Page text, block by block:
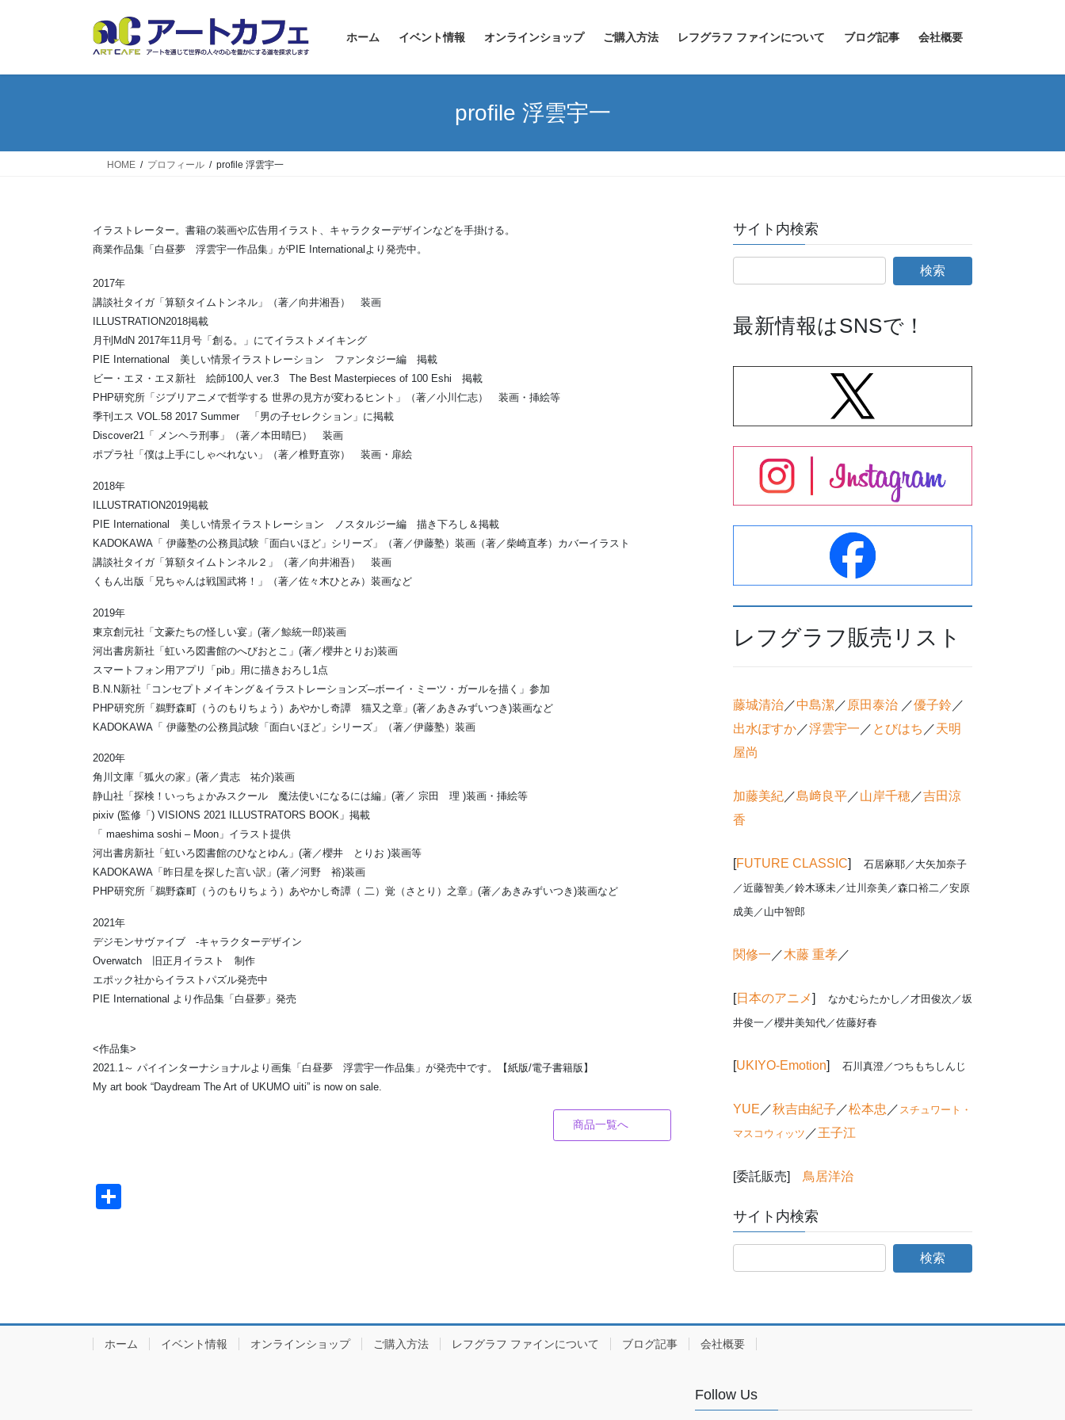
ホーム イベント情報 オンラインショップ ご購入方法 レフグラフ ファインについて ブログ記事 会社概要
profile 浮雲宇一
HOME プロフィール profile 浮雲宇一
イラストレーター。書籍の装画や広告用イラスト、キャラクターデザインなどを手掛ける。
商業作品集「白昼夢 浮雲宇一作品集」がPIE Internationalより発売中。
2017年
講談社タイガ「算額タイムトンネル」（著／向井湘吾） 装画
ILLUSTRATION2018掲載
月刊MdN 2017年11月号「創る。」にてイラストメイキング
PIE International 美しい情景イラストレーション ファンタジー編 掲載
ビー・エヌ・エヌ新社 絵師100人 ver.3 The Best Masterpieces of 100 Eshi 掲載
PHP研究所「ジブリアニメで哲学する 世界の見方が変わるヒント」（著／小川仁志） 装画・挿絵等
季刊エス VOL.58 2017 Summer 「男の子セレクション」に掲載
Discover21「 メンヘラ刑事」（著／本田晴巳） 装画
ポプラ社「僕は上手にしゃべれない」（著／椎野直弥） 装画・扉絵
2018年
ILLUSTRATION2019掲載
PIE International 美しい情景イラストレーション ノスタルジー編 描き下ろし＆掲載
KADOKAWA「 伊藤塾の公務員試験「面白いほど」シリーズ」（著／伊藤塾）装画（著／柴崎直孝）カバーイラスト
講談社タイガ「算額タイムトンネル２」（著／向井湘吾） 装画
くもん出版「兄ちゃんは戦国武将！」（著／佐々木ひとみ）装画など
2019年
東京創元社「文豪たちの怪しい宴」(著／鯨統一郎)装画
河出書房新社「虹いろ図書館のへびおとこ」(著／櫻井とりお)装画
スマートフォン用アプリ「pib」用に描きおろし1点
B.N.N新社「コンセプトメイキング＆イラストレーションズ─ボーイ・ミーツ・ガールを描く」参加
PHP研究所「鵜野森町（うのもりちょう）あやかし奇譚 猫又之章」(著／あきみずいつき)装画など
KADOKAWA「 伊藤塾の公務員試験「面白いほど」シリーズ」（著／伊藤塾）装画
2020年
角川文庫「狐火の家」(著／貴志 祐介)装画
静山社「探検！いっちょかみスクール 魔法使いになるには編」(著／ 宗田 理 )装画・挿絵等
pixiv (監修「) VISIONS 2021 ILLUSTRATORS BOOK」掲載
「 maeshima soshi – Moon」イラスト提供
河出書房新社「虹いろ図書館のひなとゆん」(著／櫻井 とりお )装画等
KADOKAWA「昨日星を探した言い訳」(著／河野 裕)装画
PHP研究所「鵜野森町（うのもりちょう）あやかし奇譚（ 二）覚（さとり）之章」(著／あきみずいつき)装画など
2021年
デジモンサヴァイブ -キャラクターデザイン
Overwatch 旧正月イラスト 制作
エポック社からイラストパズル発売中
PIE International より作品集「白昼夢」発売
<作品集>
2021.1～ パイインターナショナルより画集「白昼夢 浮雲宇一作品集」が発売中です。【紙版/電子書籍版】
My art book “Daydream The Art of UKUMO uiti” is now on sale.
商品一覧へ
サイト内検索
最新情報はSNSで！
レフグラフ販売リスト
藤城清治 ／中島潔 ／ 原田泰治 ／優子鈴 ／
出水ぽすか ／浮雲宇一 ／ とびはち ／天明
屋尚
加藤美紀 ／島﨑良平 ／山岸千穂 ／吉田涼
香
[FUTURE CLASSIC]石居麻耶／大矢加奈子
／近藤智美／鈴木琢未／辻川奈美／森口裕二／安原
成美／山中智郎
関修一 ／木藤 重孝 ／
[日本のアニメ] なかむらたかし ／才田俊次／坂
井俊一／櫻井美知代／佐藤好春
[UKIYO-Emotion]石川真澄／つちもちしんじ
YUE ／秋吉由紀子 ／松本忠 ／ スチュワート・
マスコウィッツ ／王子江
[委託販売] 鳥居洋治
サイト内検索
ホーム イベント情報 オンラインショップ ご購入方法 レフグラフ ファインについて ブログ記事 会社概要
Follow Us